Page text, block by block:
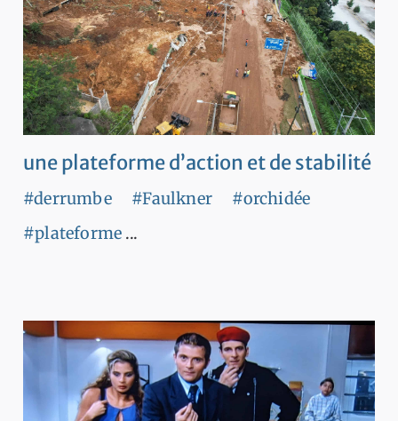
une plateforme d’action et de stabilité
#derrumbe #Faulkner
#orchidée
#plateforme ...